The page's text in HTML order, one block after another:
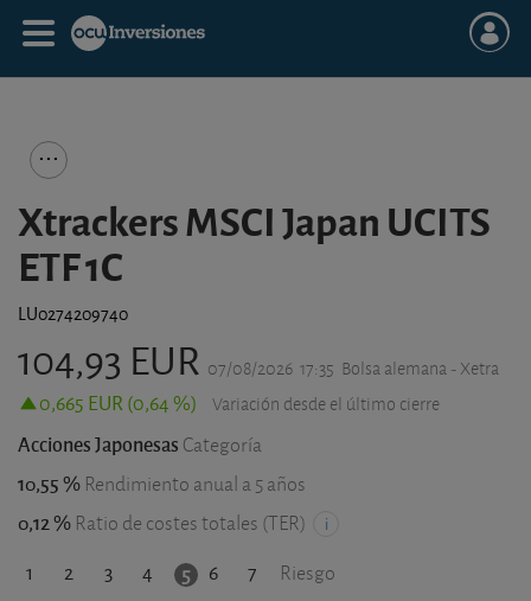
Xtrackers MSCI Japan UCITS
ETF 1C
LU0274209740
104,93 EUR 07/08/2026 17:35 Bolsa alemana - Xetra
0,665 EUR (0,64 %) Variación desde el último cierre
Acciones Japonesas Categoría
10,55 % Rendimiento anual a 5 años
0,12 % Ratio de costes totales (TER)
1 2 3 4 5 6 7 Riesgo